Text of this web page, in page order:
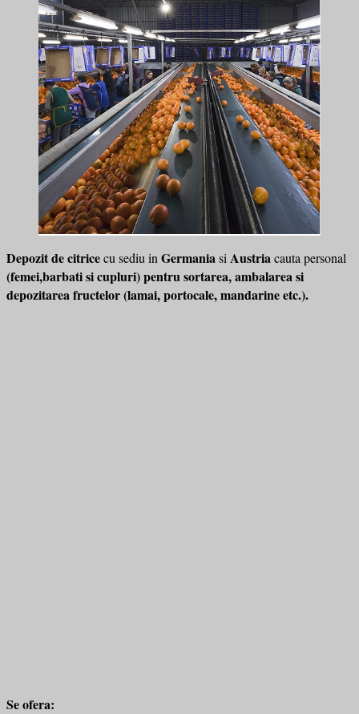
Depozit de citricecu sediu in Germaniasi Austriacauta personal
(femei,barbati si cupluri) pentru sortarea, ambalarea si
depozitarea fructelor (lamai, portocale, mandarine etc.).
Se ofera: